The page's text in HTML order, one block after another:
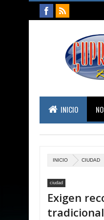
INICIO
INICIO CIUDAD
ciudad
Exigen
tradicional